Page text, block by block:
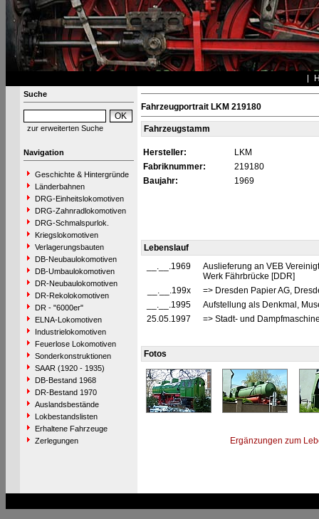
Suche
zur erweiterten Suche
Navigation
Geschichte & Hintergründe
Länderbahnen
DRG-Einheitslokomotiven
DRG-Zahnradlokomotiven
DRG-Schmalspurlok.
Kriegslokomotiven
Verlagerungsbauten
DB-Neubaulokomotiven
DB-Umbaulokomotiven
DR-Neubaulokomotiven
DR-Rekolokomotiven
DR - "6000er"
ELNA-Lokomotiven
Industrielokomotiven
Feuerlose Lokomotiven
Sonderkonstruktionen
SAAR (1920 - 1935)
DB-Bestand 1968
DR-Bestand 1970
Auslandsbestände
Lokbestandslisten
Erhaltene Fahrzeuge
Zerlegungen
Fahrzeugportrait LKM 219180
Fahrzeugstamm
Hersteller:
LKM
Fabriknummer:
219180
Baujahr:
1969
Lebenslauf
__.__.1969
Auslieferung an VEB
Werk Fährbrücke [DDR]
__.__.199x
=> Dresden Papier AG,
__.__.1995
Aufstellung als Denkmal,
25.05.1997
=> Stadt- und
Fotos
Ergänzungen zum